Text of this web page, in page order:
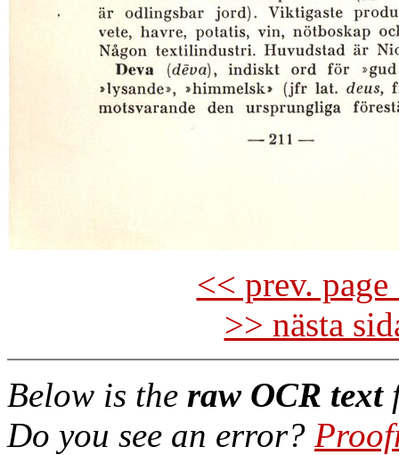
<< prev.
>> nästa
Below is the raw OCR text
Do you see an error?